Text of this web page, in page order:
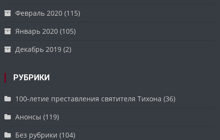
Февраль 2020 (115)
Январь 2020 (105)
Декабрь 2019 (2)
РУБРИКИ
100-летие преставления святителя Тихона (36)
Анонсы (119)
Без рубрики (104)